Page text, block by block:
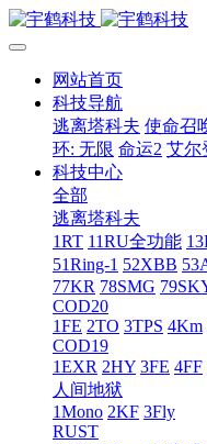
网站首页
科技导航
逃离塔科夫 使命召
环: 无限 命运2 艾尔
科技中心
全部
逃离塔科夫
1RT 11RU全功能
51Ring-1 52XBB
77KR 78SMG
COD20
1FE 2TO 3TPS 4Km
COD19
1EXR 2HY 3FE 4FF
人间地狱
1Mono 2KF 3Fly
RUST